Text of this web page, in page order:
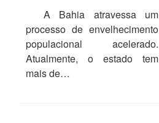
A Bahia atravessa um
processo de envelhecimento
populacional acelerado.
Atualmente, o estado tem
mais de…